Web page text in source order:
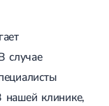
случае
клинике,